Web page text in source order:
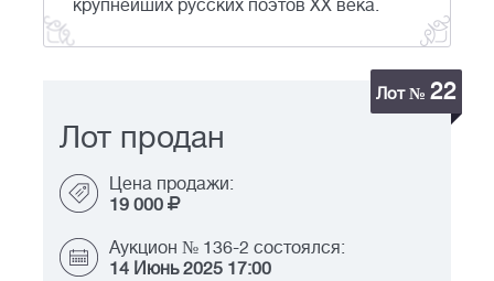
крупнейших русских поэтов XX века.
Лот № 22
Лот продан
Цена продажи:
19 000
Аукцион № 136-2 состоялся:
14 Июнь 2025 17:00